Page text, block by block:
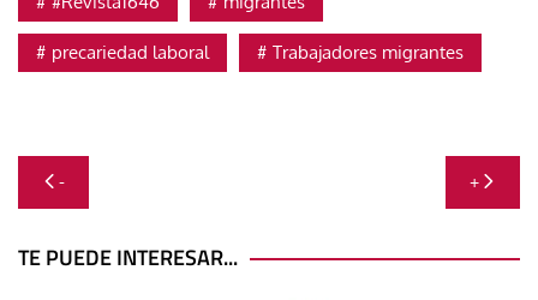
precariedad laboral Trabajadores migrantes
Navegación
de
entradas
- +
TE PUEDE INTERESAR...